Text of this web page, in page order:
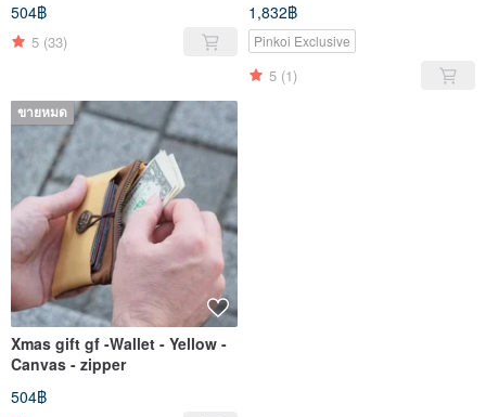
504฿
5 (33)
1,832฿
Pinkoi Exclusive
5 (1)
ขายหมด
Xmas gift gf -Wallet - Yellow -
Canvas - zipper
504฿